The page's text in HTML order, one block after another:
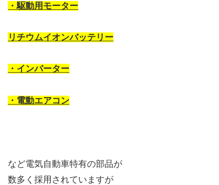
・駆動用モーター
リチウムイオンバッテリー
・インバーター
・電動エアコン
など電気自動車特有の部品が
数多く採用されていますが